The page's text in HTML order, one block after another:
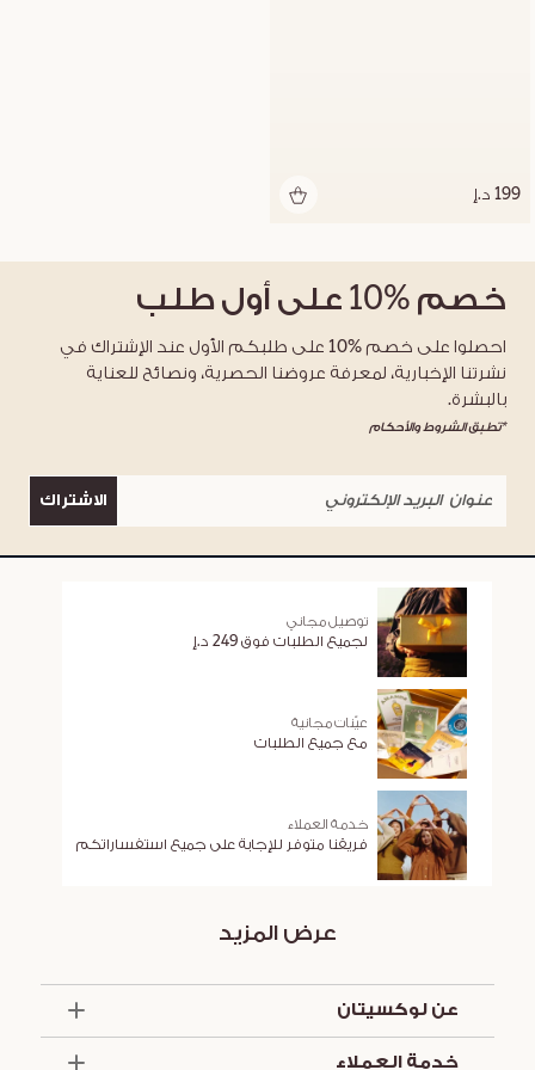
199 د.إ
خصم %10 على أول طلب
احصلوا على خصم %10 على طلبكم الأول عند الإشتراك في
نشرتنا الإخبارية، لمعرفة عروضنا الحصرية، ونصائح للعناية
بالبشرة.
*تطبق الشروط والأحكام
الاشتراك
توصيل مجاني
لجميع الطلبات فوق 249 د.إ
عيّنات مجانية
مع جميع الطلبات
خدمة العملاء
فريقنا متوفر للإجابة على جميع استفساراتكم
عرض المزيد
عن لوكسيتان
خدمة العملاء